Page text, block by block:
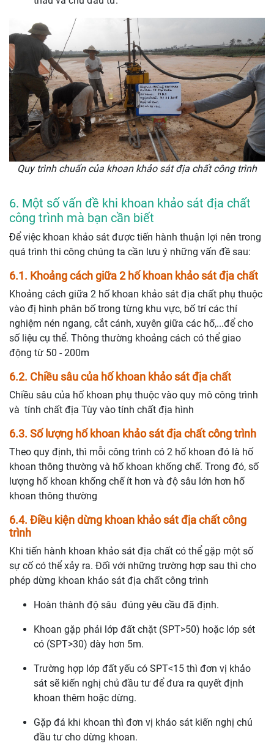
Quy trình chuẩn của khoan khảo sát địa chất công trình
6. Một số vấn đề khi khoan khảo sát địa chất
công trình mà bạn cần biết
Để việc khoan khảo sát được tiến hành thuận lợi nên trong
quá trình thi công chúng ta cần lưu ý những vấn đề sau:
6.1. Khoảng cách giữa 2 hố khoan khảo sát địa chất
Khoảng cách giữa 2 hố khoan khảo sát địa chất phụ thuộc
vào đị hình phân bố trong từng khu vực, bố trí các thí
nghiệm nén ngang, cắt cánh, xuyên giữa các hố,...để cho
số liệu cụ thể. Thông thường khoảng cách có thể giao
động từ 50 - 200m
6.2. Chiều sâu của hố khoan khảo sát địa chất
Chiều sâu của hố khoan phụ thuộc vào quy mô công trình
và tính chất địa Tùy vào tính chất địa hình
6.3. Số lượng hố khoan khảo sát địa chất công trình
Theo quy định, thì mỗi công trình có 2 hố khoan đó là hố
khoan thông thường và hố khoan khống chế. Trong đó, số
lượng hố khoan khống chế ít hơn và độ sâu lớn hơn hố
khoan thông thường
6.4. Điều kiện dừng khoan khảo sát địa chất công
trình
Khi tiến hành khoan khảo sát địa chất có thể gặp một số
sự cố có thể xảy ra. Đối với những trường hợp sau thì cho
phép dừng khoan khảo sát địa chất công trình
Hoàn thành độ sâu đúng yêu cầu đã định.
Khoan gặp phải lớp đất chặt (SPT>50) hoặc lớp sét
có (SPT>30) dày hơn 5m.
Trường hợp lớp đất yếu có SPT<15 thì đơn vị khảo
sát sẽ kiến nghị chủ đầu tư để đưa ra quyết định
khoan thêm hoặc dừng.
Gặp đá khi khoan thì đơn vị khảo sát kiến nghị chủ
đầu tư cho dừng khoan.